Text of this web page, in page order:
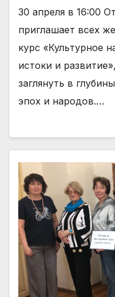
30 апреля в 16:00
приглашает всех
курс «Культурное
истоки и
заглянуть в
эпох и народов.…